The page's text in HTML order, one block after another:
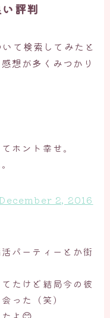
評判
て検索してみたと
想が多くみつかり
ホント幸せ。
December 2, 2016
パーティーとか街
たけど結局今の彼
った（笑）